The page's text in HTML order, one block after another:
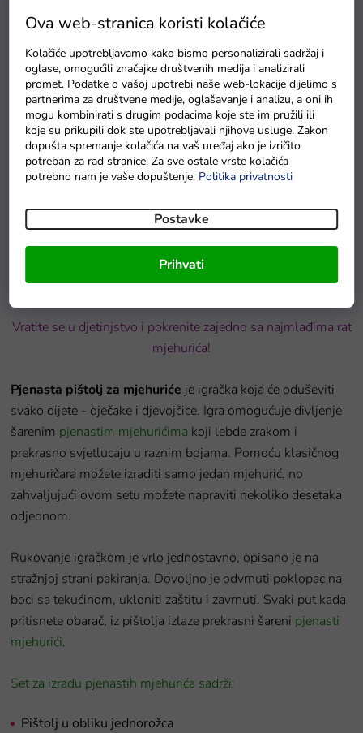
Ova web-stranica koristi kolačiće
Kolačiće upotrebljavamo kako bismo personalizirali sadržaj i
oglase, omogućili značajke društvenih medija i analizirali
promet. Podatke o vašoj upotrebi naše web-lokacije dijelimo s
partnerima za društvene medije, oglašavanje i analizu, a oni ih
mogu kombinirati s drugim podacima koje ste im pružili ili
koje su prikupili dok ste upotrebljavali njihove usluge. Zakon
dopušta spremanje kolačića na vaš uređaj ako je izričito
potreban za rad stranice. Za sve ostale vrste kolačića
potrebno nam je vaše dopuštenje. Politika privatnosti
Postavke
Prihvati
Na zalihi - dostava do 6 dana
Detaljan opis proizvoda
Vratite se u djetinjstvo i pokrenite zajedno sa najmlađima rat
mjehurića!
Pjenasta pištolj za mjehuriće je igračka koja će oduševiti
svako dijete - dječake i djevojčice. Igra omogućuje divljenje
šarenim pjenastim mjehurićima koji lebde zrakom i
prekrasno svjetlucaju u raznim bojama. Pomoću klasičnog
mjehuričara možete izraditi samo jedan mjehurić, no
zahvaljujući ovom setu možete napraviti nekoliko desetaka
odjednom.
Rukovanje igračkom je vrlo jednostavno, opisano je na
stražnjoj strani pakiranja. Dovoljno je odvrnuti poklopac na
boci sa tekućinom, ukloniti zaštitu i zavrnuti. Svaki put kada
pritisnete obarač, iz pištolja izlaze prekrasni šareni pjenasti
mjehurići.
Set za izradu pjenastih mjehurića sadrži:
Pištolj u obliku jednorožca